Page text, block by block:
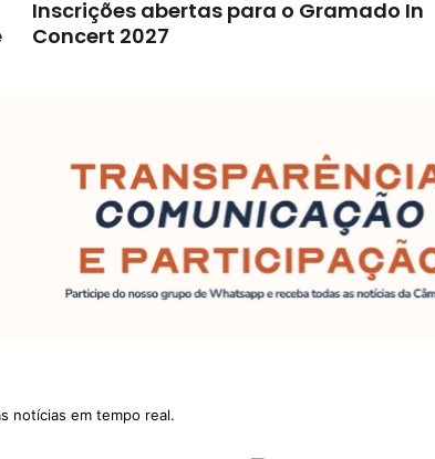
Inscrições abertas para o Gramado In
Concert 2027
notícias em tempo real.